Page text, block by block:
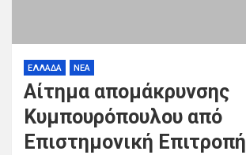
ΕΛΛΑΔΑ ΝΕΑ
Αίτημα απομάκρυνσης
Κυμπουρόπουλου από
Επιστημονική Επιτροπή